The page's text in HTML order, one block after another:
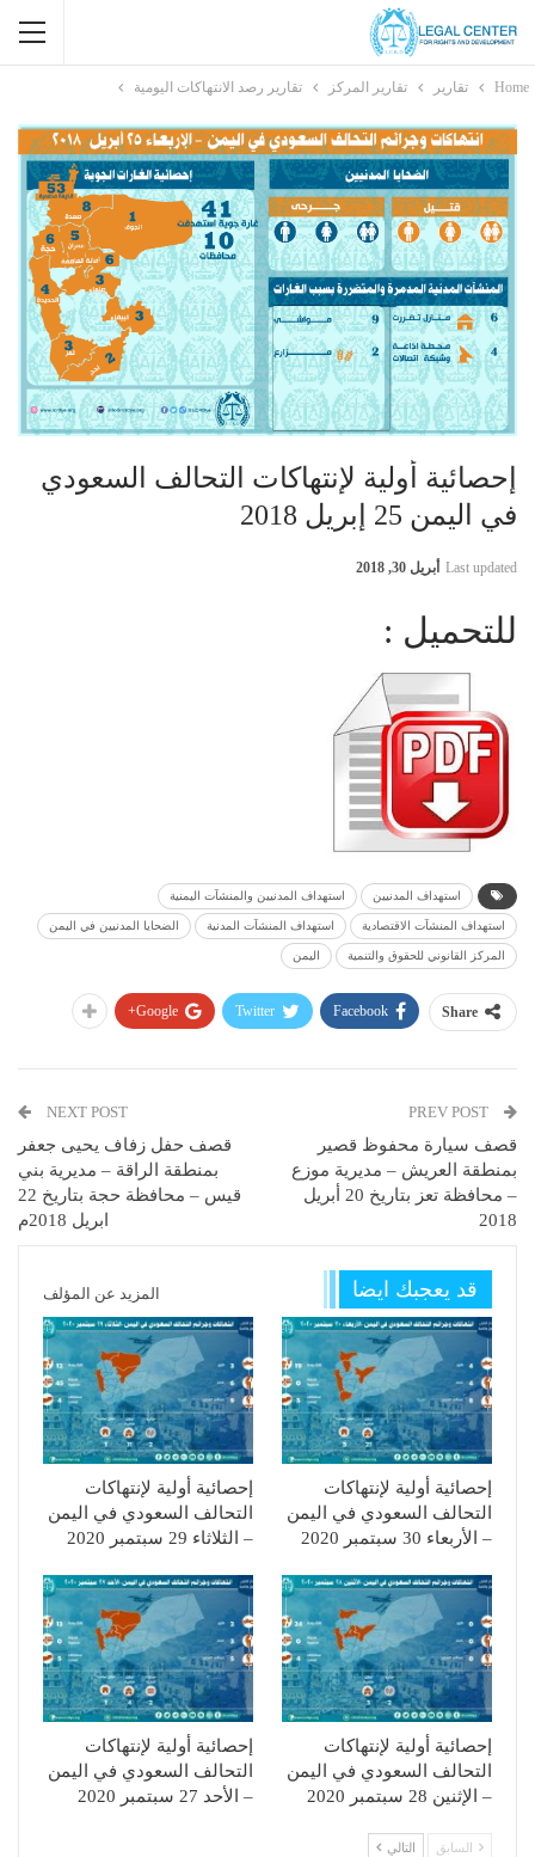
Home تقارير تقارير المركز تقارير رصد الانتهاكات اليومية
إحصائية أولية لإنتهاكات التحالف السعودي
في اليمن 25 إبريل 2018
Last updated أبريل 30, 2018
للتحميل :
استهداف المدنيين استهداف المدنيين والمنشآت اليمنية
استهداف المنشآت الاقتصادية استهداف المنشآت المدنية الضحايا المدنيين في اليمن
المركز القانوني للحقوق والتنمية اليمن
Share
Facebook
Twitter
Google+
قصف سيارة محفوظ قصير
بمنطقة العريش – مديرية موزع
– محافظة تعز بتاريخ 20 أبريل
2018
NEXT POST
قصف حفل زفاف يحيى جعفر
بمنطقة الراقة – مديرية بني
قيس – محافظة حجة بتاريخ 22
ابريل 2018م
قد يعجبك ايضا المزيد عن المؤلف
إحصائية أولية لإنتهاكات
التحالف السعودي في اليمن
– الأربعاء 30 سبتمبر 2020
إحصائية أولية لإنتهاكات
التحالف السعودي في اليمن
– الثلاثاء 29 سبتمبر 2020
إحصائية أولية لإنتهاكات
التحالف السعودي في اليمن
– الإثنين 28 سبتمبر 2020
إحصائية أولية لإنتهاكات
التحالف السعودي في اليمن
– الأحد 27 سبتمبر 2020
السابق التالي